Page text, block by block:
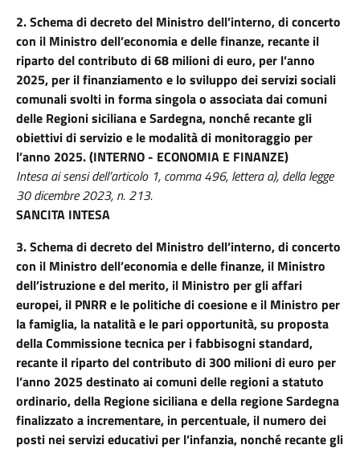
2.Schema di decreto del Ministro dell’interno, di concerto
con il Ministro dell’economia e delle finanze, recante il
riparto del contributo di 68 milioni di euro, per l’anno
2025, per il finanziamento e lo sviluppo dei servizi sociali
comunali svolti in forma singola o associata dai comuni
delle Regioni siciliana e Sardegna, nonché recante gli
obiettivi di servizio e le modalità di monitoraggio per
l’anno 2025. (INTERNO - ECONOMIA E FINANZE)
Intesa ai sensi dell’articolo 1, comma 496, lettera a), della legge
30 dicembre 2023, n. 213.
SANCITA INTESA
3.Schema di decreto del Ministro dell’interno, di concerto
con il Ministro dell’economia e delle finanze, il Ministro
dell’istruzione e del merito, il Ministro per gli affari
europei, il PNRR e le politiche di coesione e il Ministro per
la famiglia, la natalità e le pari opportunità, su proposta
della Commissione tecnica per i fabbisogni standard,
recante il riparto del contributo di 300 milioni di euro per
l’anno 2025 destinato ai comuni delle regioni a statuto
ordinario, della Regione siciliana e della regione Sardegna
finalizzato a incrementare, in percentuale, il numero dei
posti nei servizi educativi per l’infanzia, nonché recante gli